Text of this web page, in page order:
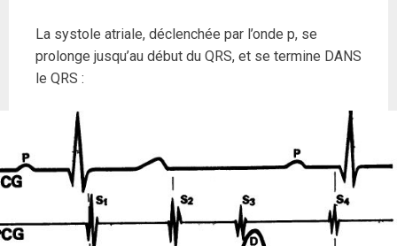
La systole atriale, déclenchée par l’onde p, se
prolonge jusqu’au début du QRS, et se termine DANS
le QRS :